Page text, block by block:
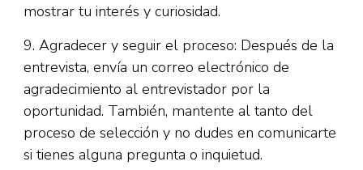
mostrar tu interés y curiosidad.
9. Agradecer y seguir el proceso: Después de la
entrevista, envía un correo electrónico de
agradecimiento al entrevistador por la
oportunidad. También, mantente al tanto del
proceso de selección y no dudes en comunicarte
si tienes alguna pregunta o inquietud.